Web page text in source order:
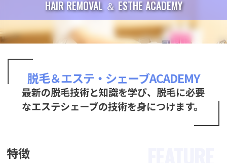
HAIR REMOVAL ＆ ESTHE ACADEMY
脱毛＆エステ・シェーブACADEMY
最新の脱毛技術と知識を学び、脱毛に必要
なエステシェーブの技術を身につけます。
特徴